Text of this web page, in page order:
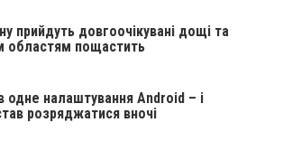
прийдуть довгоочікувані дощі та
областям пощастить
одне налаштування Android – і
розряджатися вночі